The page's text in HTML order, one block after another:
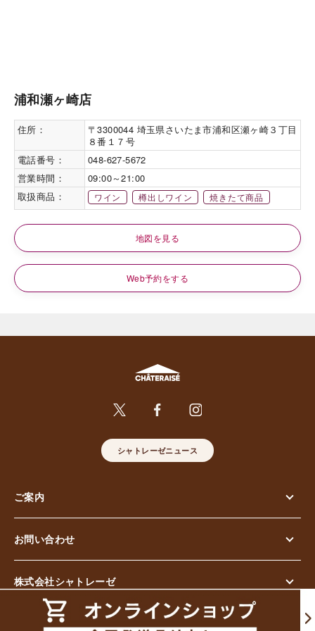
浦和瀬ヶ崎店
住所：
〒3300044 埼玉県さいたま市浦和区瀬ヶ崎３丁目
８番１７号
電話番号：
048-627-5672
営業時間：
09:00～21:00
取扱商品：
ワイン 樽出しワイン 焼きたて商品
地図を見る
Web予約をする
シャトレーゼニュース
ご案内
お問い合わせ
株式会社シャトレーゼ
© Chateraise Co.,Ltd. All Rights Reserved.